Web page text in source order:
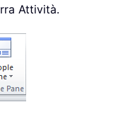
Attività.